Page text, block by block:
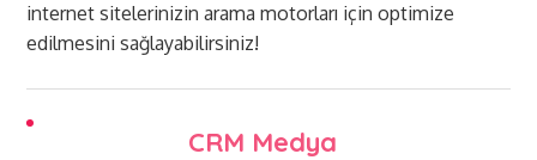
internet sitelerinizin arama motorları için optimize
edilmesini sağlayabilirsiniz!
CRM Medya